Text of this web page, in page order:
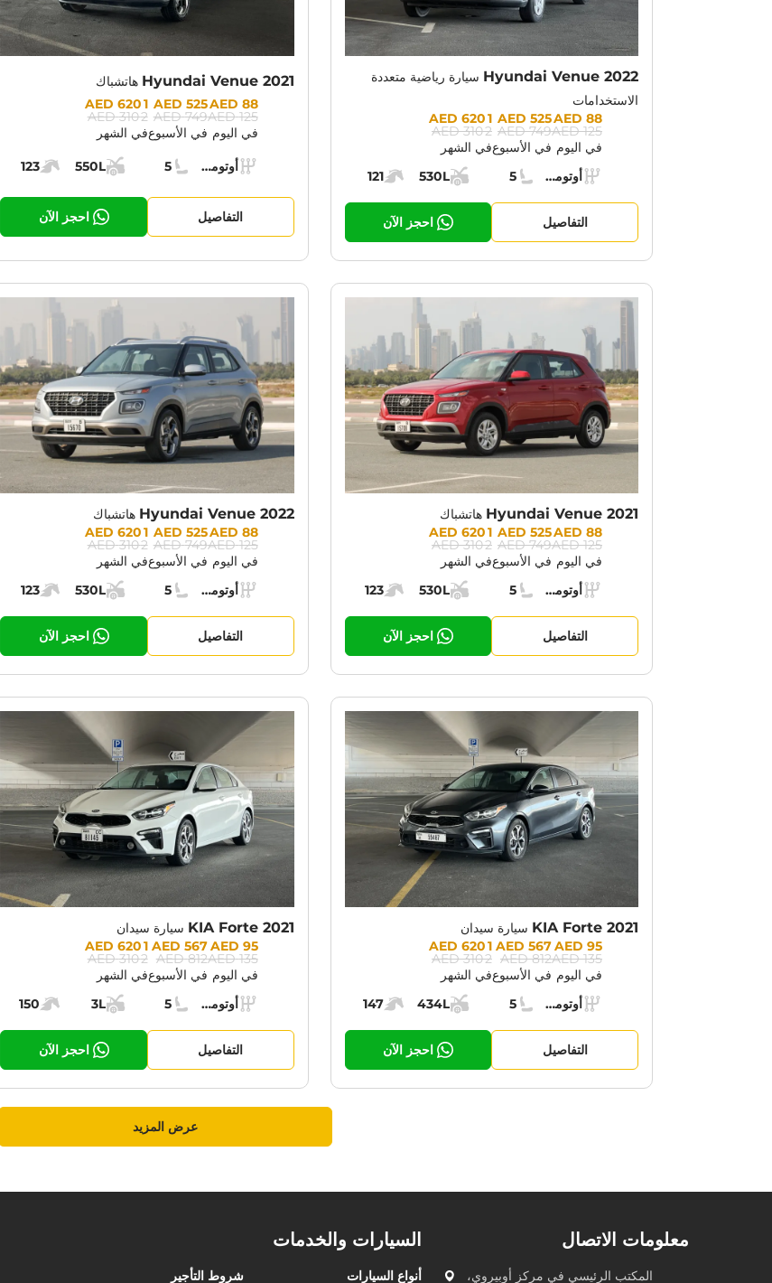
Hyundai Venue 2022 سيارة رياضية متعددة
الاستخدامات
Prices:
88 AED
125 AED
في اليوم
525 AED
749 AED
في الأسبوع
1 620 AED
2 310 AED
في الشهر
Specs:ناقل الحركة:
أوتوماتيك (AT)
مقاعد:
5
مساحة الشحن:
530L
قوة المحرك:
121
التفاصيل احجز الآن
Hyundai Venue 2021 هاتشباك
Prices:
88 AED
125 AED
في اليوم
525 AED
749 AED
في الأسبوع
1 620 AED
2 310 AED
في الشهر
Specs:ناقل الحركة:
أوتوماتيك (AT)
مقاعد:
5
مساحة الشحن:
550L
قوة المحرك:
123
التفاصيل احجز الآن
Hyundai Venue 2021 هاتشباك
Prices:
88 AED
125 AED
في اليوم
525 AED
749 AED
في الأسبوع
1 620 AED
2 310 AED
في الشهر
Specs:ناقل الحركة:
أوتوماتيك (AT)
مقاعد:
5
مساحة الشحن:
530L
قوة المحرك:
123
التفاصيل احجز الآن
Hyundai Venue 2022 هاتشباك
Prices:
88 AED
125 AED
في اليوم
525 AED
749 AED
في الأسبوع
1 620 AED
2 310 AED
في الشهر
Specs:ناقل الحركة:
أوتوماتيك (AT)
مقاعد:
5
مساحة الشحن:
530L
قوة المحرك:
123
التفاصيل احجز الآن
KIA Forte 2021 سيارة سيدان
CURRENT PROMOTION:
Prices:
95 AED
135 AED
في اليوم
567 AED
812 AED
في الأسبوع
1 620 AED
2 310 AED
في الشهر
Specs:ناقل الحركة:
أوتوماتيك (AT)
مقاعد:
5
مساحة الشحن:
434L
قوة المحرك:
147
التفاصيل احجز الآن
KIA Forte 2021 سيارة سيدان
Prices:
95 AED
135 AED
في اليوم
567 AED
812 AED
في الأسبوع
1 620 AED
2 310 AED
في الشهر
Specs:ناقل الحركة:
أوتوماتيك (AT)
مقاعد:
5
مساحة الشحن:
3L
قوة المحرك:
150
التفاصيل احجز الآن
عرض المزيد
معلومات الاتصال
المكتب الرئيسي في مركز أوبيروي،
السيارات والخدمات
أنواع السيارات شروط التأجير